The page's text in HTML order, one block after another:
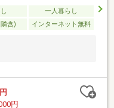
一人暮らし
含) インターネット無料
円